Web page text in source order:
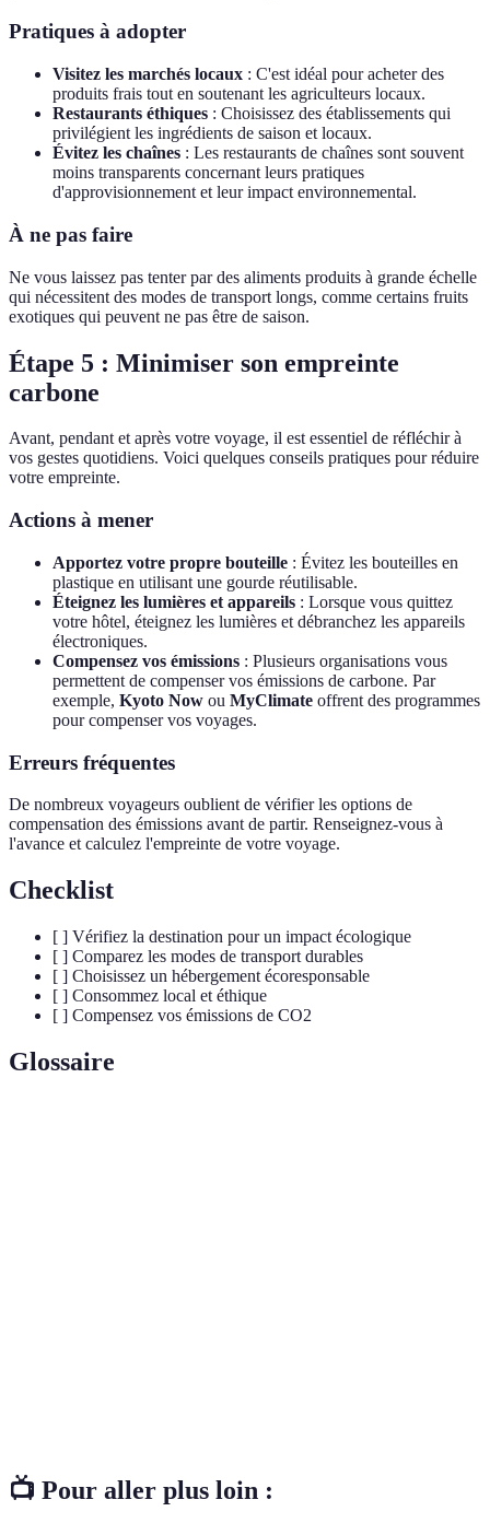
Pratiques à adopter
Visitez les marchés locaux : C'est idéal pour acheter des
produits frais tout en soutenant les agriculteurs locaux.
Restaurants éthiques : Choisissez des établissements qui
privilégient les ingrédients de saison et locaux.
Évitez les chaînes : Les restaurants de chaînes sont souvent
moins transparents concernant leurs pratiques
d'approvisionnement et leur impact environnemental.
À ne pas faire
Ne vous laissez pas tenter par des aliments produits à grande échelle
qui nécessitent des modes de transport longs, comme certains fruits
exotiques qui peuvent ne pas être de saison.
Étape 5 : Minimiser son empreinte
carbone
Avant, pendant et après votre voyage, il est essentiel de réfléchir à
vos gestes quotidiens. Voici quelques conseils pratiques pour réduire
votre empreinte.
Actions à mener
Apportez votre propre bouteille : Évitez les bouteilles en
plastique en utilisant une gourde réutilisable.
Éteignez les lumières et appareils : Lorsque vous quittez
votre hôtel, éteignez les lumières et débranchez les appareils
électroniques.
Compensez vos émissions : Plusieurs organisations vous
permettent de compenser vos émissions de carbone. Par
exemple, Kyoto Now ou MyClimate offrent des programmes
pour compenser vos voyages.
Erreurs fréquentes
De nombreux voyageurs oublient de vérifier les options de
compensation des émissions avant de partir. Renseignez-vous à
l'avance et calculez l'empreinte de votre voyage.
Checklist
[ ] Vérifiez la destination pour un impact écologique
[ ] Comparez les modes de transport durables
[ ] Choisissez un hébergement écoresponsable
[ ] Consommez local et éthique
[ ] Compensez vos émissions de CO2
Glossaire
📺 Pour aller plus loin :